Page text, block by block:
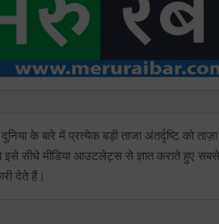
दुनिया के बारे में प्रत्येक बड़ी ताजा अंतर्दृष्टि को
सीधे मीडिया आउटलेट्स से ज्ञात कराते हुए सबसे
देते हैं।